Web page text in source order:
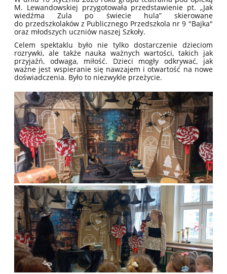
M. Lewandowskiej przygotowała przedstawienie pt. „Jak
wiedźma Zula po świecie hula” skierowane
do przedszkolaków z Publicznego Przedszkola nr 9 "Bajka"
oraz młodszych uczniów naszej Szkoły.
Celem spektaklu było nie tylko dostarczenie dzieciom
rozrywki, ale także nauka ważnych wartości, takich jak
przyjaźń, odwaga, miłość. Dzieci mogły odkrywać, jak
ważne jest wspieranie się nawzajem i otwartość na nowe
doświadczenia. Było to niezwykle przeżycie.